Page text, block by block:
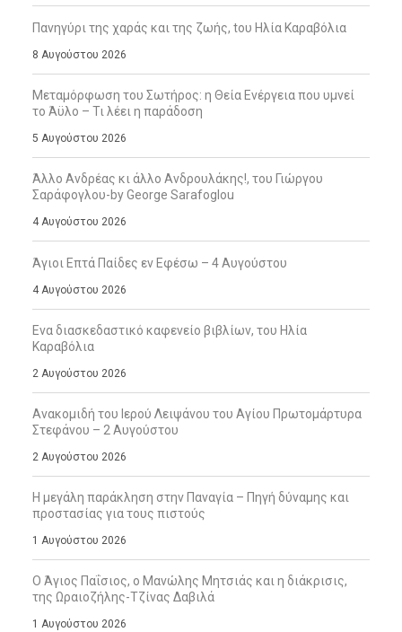
Πανηγύρι της χαράς και της ζωής, tου Ηλία Καραβόλια
8 Αυγούστου 2026
Μεταμόρφωση του Σωτήρος: η Θεία Ενέργεια που υμνεί
το Άϋλο – Τι λέει η παράδοση
5 Αυγούστου 2026
Άλλο Ανδρέας κι άλλο Ανδρουλάκης!, του Γιώργου
Σαράφογλου-by George Sarafoglou
4 Αυγούστου 2026
Άγιοι Επτά Παίδες εν Εφέσω – 4 Αυγούστου
4 Αυγούστου 2026
Ενα διασκεδαστικό καφενείο βιβλίων, του Ηλία
Καραβόλια
2 Αυγούστου 2026
Ανακομιδή του Ιερού Λειψάνου του Αγίου Πρωτομάρτυρα
Στεφάνου – 2 Αυγούστου
2 Αυγούστου 2026
Η μεγάλη παράκληση στην Παναγία – Πηγή δύναμης και
προστασίας για τους πιστούς
1 Αυγούστου 2026
Ο Άγιος Παΐσιος, ο Μανώλης Μητσιάς και η διάκρισις,
της Ωραιοζήλης-Τζίνας Δαβιλά
1 Αυγούστου 2026